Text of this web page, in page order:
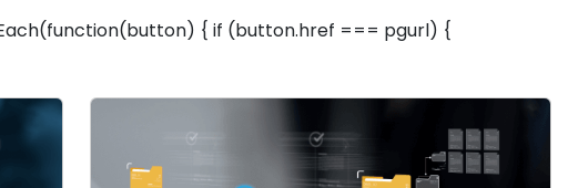
{ if (button.href === pgurl) {